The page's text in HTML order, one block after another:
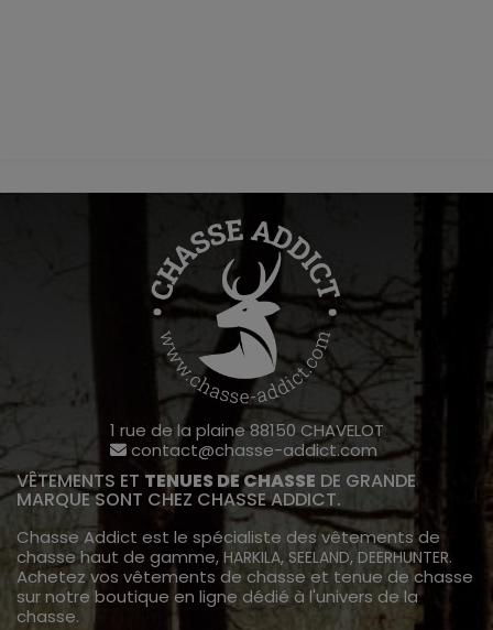
1 rue de la plaine 88150 CHAVELOT
contact@chasse-addict.com
VÊTEMENTS ET TENUES DE CHASSE DE GRANDE
MARQUE SONT CHEZ CHASSE ADDICT.
Chasse Addict est le spécialiste des vêtements de
chasse haut de gamme, HARKILA, SEELAND, DEERHUNTER.
Achetez vos vêtements de chasse et tenue de chasse
sur notre boutique en ligne dédié à l'univers de la
chasse.